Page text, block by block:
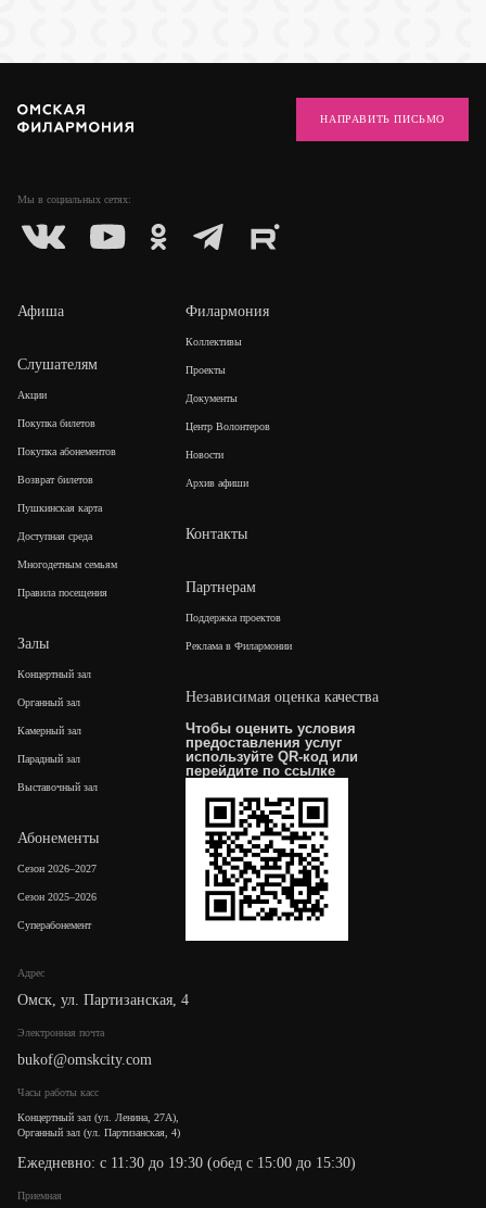
Мы в социальных сетях:
НАПРАВИТЬ ПИСЬМО
Адрес
Омск, ул. Партизанская, 4
Электронная почта
bukof@omskcity.com
Часы работы касс
Концертный зал (ул. Ленина, 27А),
Органный зал (ул. Партизанская, 4)
Ежедневно: с 11:30 до 19:30 (обед с 15:00 до 15:30)
Приемная
Афиша
Слушателям
Акции
Покупка билетов
Покупка абонементов
Возврат билетов
Пушкинская карта
Доступная среда
Многодетным семьям
Правила посещения
Залы
Концертный зал
Органный зал
Камерный зал
Парадный зал
Выставочный зал
Абонементы
Сезон 2026–2027
Сезон 2025–2026
Суперабонемент
Филармония
Коллективы
Проекты
Документы
Центр Волонтеров
Новости
Архив афиши
Контакты
Партнерам
Поддержка проектов
Реклама в Филармонии
Независимая оценка качества
Чтобы оценить условия
предоставления услуг
используйте QR-код или
перейдите по ссылке